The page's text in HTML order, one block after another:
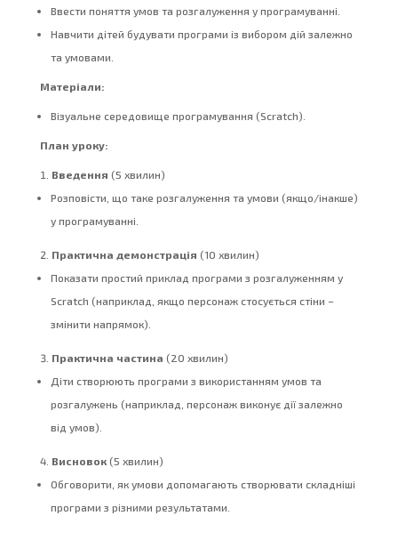
Ввести поняття умов та розгалуження у програмуванні.
Навчити дітей будувати програми із вибором дій залежно
та умовами.
Матеріали:
Візуальне середовище програмування (Scratch).
План уроку:
Введення (5 хвилин)
Розповісти, що таке розгалуження та умови (якщо/інакше)
у програмуванні.
Практична демонстрація (10 хвилин)
Показати простий приклад програми з розгалуженням у
Scratch (наприклад, якщо персонаж стосується стіни –
змінити напрямок).
Практична частина (20 хвилин)
Діти створюють програми з використанням умов та
розгалужень (наприклад, персонаж виконує дії залежно
від умов).
Висновок(5 хвилин)
Обговорити, як умови допомагають створювати складніші
програми з різними результатами.